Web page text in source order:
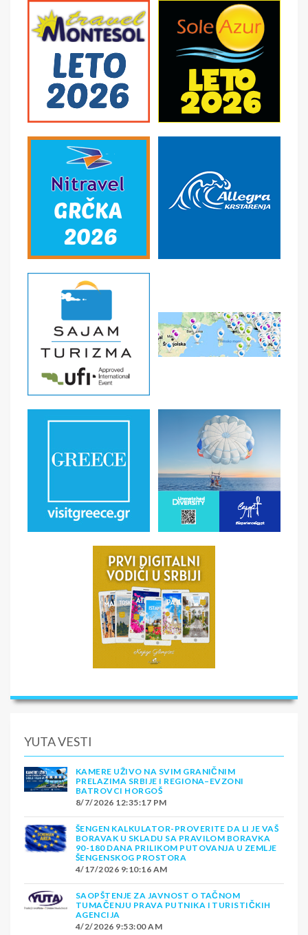
YUTA VESTI
KAMERE UŽIVO NA SVIM GRANIČNIM
PRELAZIMA SRBIJE I REGIONA–EVZONI
BATROVCI HORGOŠ
8/7/2026 12:35:17 PM
ŠENGEN KALKULATOR-PROVERITE DA LI JE VAŠ
BORAVAK U SKLADU SA PRAVILOM BORAVKA
90-180 DANA PRILIKOM PUTOVANJA U ZEMLJE
ŠENGENSKOG PROSTORA
4/17/2026 9:10:16 AM
SAOPŠTENJE ZA JAVNOST O TAČNOM
TUMAČENJU PRAVA PUTNIKA I TURISTIČKIH
AGENCIJA
4/2/2026 9:53:00 AM